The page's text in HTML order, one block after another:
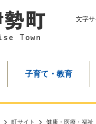
文字
子育て・教育
町サイト 健康・医療・福祉